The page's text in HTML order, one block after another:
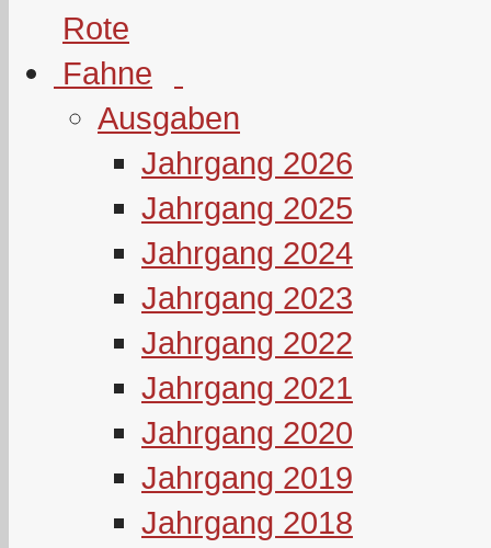
Ausgaben
Jahrgang 2026
Jahrgang 2025
Jahrgang 2024
Jahrgang 2023
Jahrgang 2022
Jahrgang 2021
Jahrgang 2020
Jahrgang 2019
Jahrgang 2018